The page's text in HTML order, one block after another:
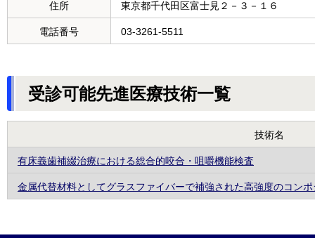
住所 東京都千代田区富士見２－３－１６
電話番号 03-3261-5511
受診可能先進医療技術一覧
技術名
有床義歯補綴治療における総合的咬合・咀嚼機能検査
金属代替材料としてグラスファイバーで補強された高強度のコン